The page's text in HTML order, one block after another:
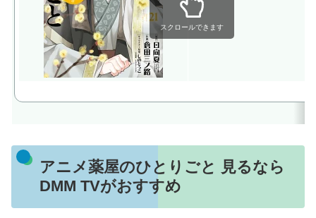
スクロールできます
アニメ薬屋のひとりごと 見るなら
DMM TVがおすすめ